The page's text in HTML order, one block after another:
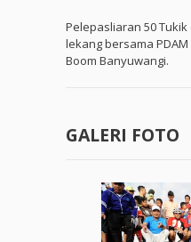
Pelepasliaran 50
lekang bersama
Boom Banyuwangi.
GALERI FOTO